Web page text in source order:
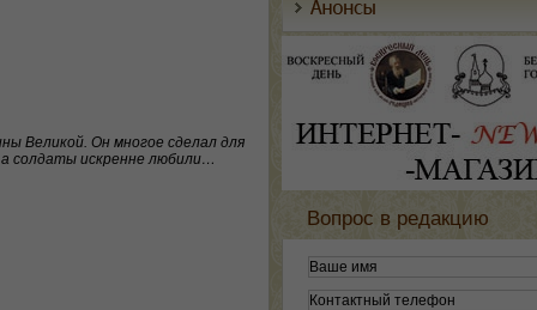
Великой. Он многое сделал для
а солдаты искренне любили…
Вопрос в редакцию